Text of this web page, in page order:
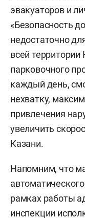
эвакуаторов и
«Безопасность
недостаточно
всей
парковочного
каждый день,
нехватку,
привлечения
увеличить
Казани.
Напомним, что
рамках работы
инспекции